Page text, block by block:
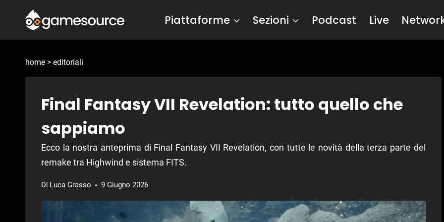
contenuto
Piattaforme Sezioni Podcast Live
home > editoriali
Final Fantasy VII Revelation: tutto quello che
sappiamo
Ecco la nostra anteprima di Final Fantasy VII Revelation, con tutte le novità della terza parte del
remake tra Highwind e sistema FITS.
Di Luca Grasso 9 Giugno 2026